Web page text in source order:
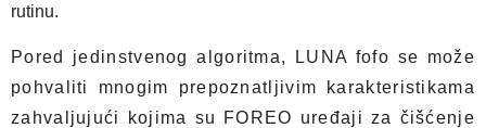
rutinu.
Pored jedinstvenog algoritma, LUNA fofo se može
pohvaliti mnogim prepoznatljivim karakteristikama
zahvaljujući kojima su FOREO uređaji za čišćenje